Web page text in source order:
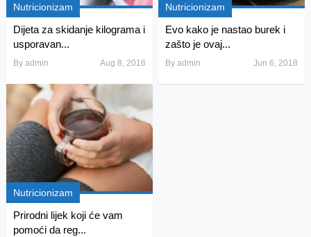
Nutricionizam
Dijeta za skidanje kilograma i
usporavan...
By admin Aug 8, 2016
Nutricionizam
Evo kako je nastao burek i
zašto je ovaj...
Byadmin Jun 6, 2018
Nutricionizam
Prirodni lijek koji će vam
pomoći da reg...